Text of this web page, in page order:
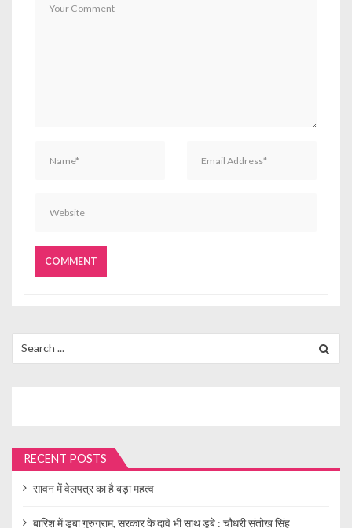
for:
RECENT POSTS
सावन में वेलपत्र का है बड़ा महत्व
बारिश में डूबा गुरुग्राम, सरकार के दावे भी साथ डूबे : चौधरी संतोख सिंह